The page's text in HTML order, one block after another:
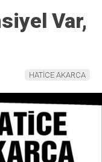
Var,
HATİCE AKARCA